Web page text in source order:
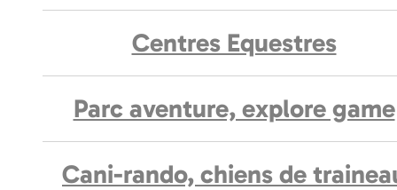
Centres Equestres
Parc aventure, explore game
Cani-rando, chiens de